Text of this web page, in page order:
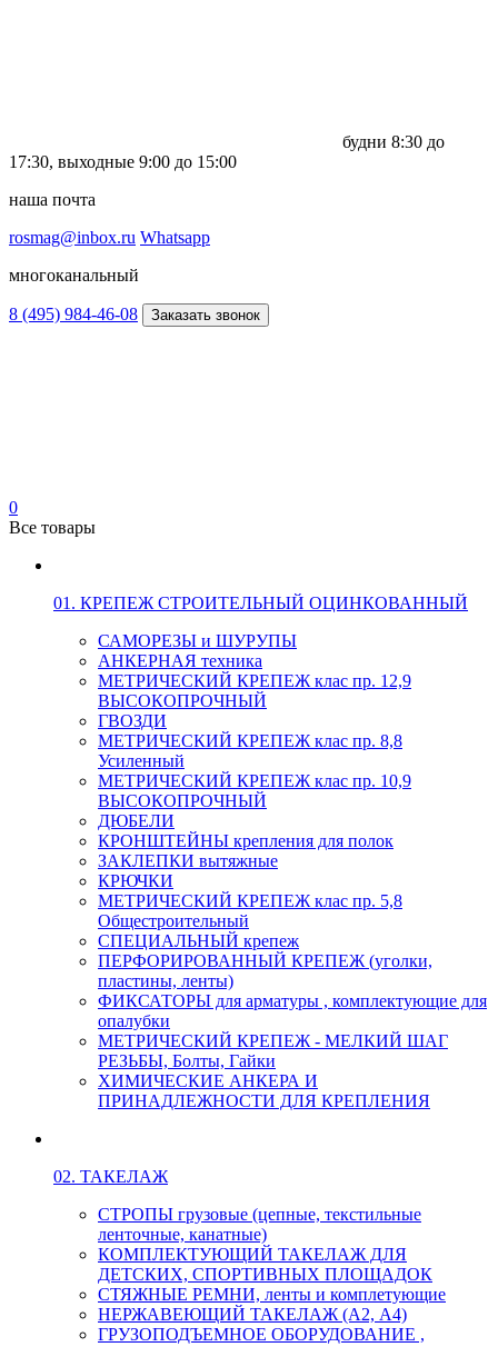
будни 8:30 до
17:30, выходные 9:00 до 15:00
наша почта
rosmag@inbox.ru Whatsapp
многоканальный
8 (495) 984-46-08 Заказать звонок
0
Все товары
01. КРЕПЕЖ СТРОИТЕЛЬНЫЙ ОЦИНКОВАННЫЙ
САМОРЕЗЫ и ШУРУПЫ
АНКЕРНАЯ техника
МЕТРИЧЕСКИЙ КРЕПЕЖ клас пр. 12,9
ВЫСОКОПРОЧНЫЙ
ГВОЗДИ
МЕТРИЧЕСКИЙ КРЕПЕЖ клас пр. 8,8
Усиленный
МЕТРИЧЕСКИЙ КРЕПЕЖ клас пр. 10,9
ВЫСОКОПРОЧНЫЙ
ДЮБЕЛИ
КРОНШТЕЙНЫ крепления для полок
ЗАКЛЕПКИ вытяжные
КРЮЧКИ
МЕТРИЧЕСКИЙ КРЕПЕЖ клас пр. 5,8
Общестроительный
СПЕЦИАЛЬНЫЙ крепеж
ПЕРФОРИРОВАННЫЙ КРЕПЕЖ (уголки,
пластины, ленты)
ФИКСАТОРЫ для арматуры , комплектующие для
опалубки
МЕТРИЧЕСКИЙ КРЕПЕЖ - МЕЛКИЙ ШАГ
РЕЗЬБЫ, Болты, Гайки
ХИМИЧЕСКИЕ АНКЕРА И
ПРИНАДЛЕЖНОСТИ ДЛЯ КРЕПЛЕНИЯ
02. ТАКЕЛАЖ
СТРОПЫ грузовые (цепные, текстильные
ленточные, канатные)
КОМПЛЕКТУЮЩИЙ ТАКЕЛАЖ ДЛЯ
ДЕТСКИХ, СПОРТИВНЫХ ПЛОЩАДОК
СТЯЖНЫЕ РЕМНИ, ленты и комплетующие
НЕРЖАВЕЮЩИЙ ТАКЕЛАЖ (А2, А4)
ГРУЗОПОДЪЕМНОЕ ОБОРУДОВАНИЕ ,